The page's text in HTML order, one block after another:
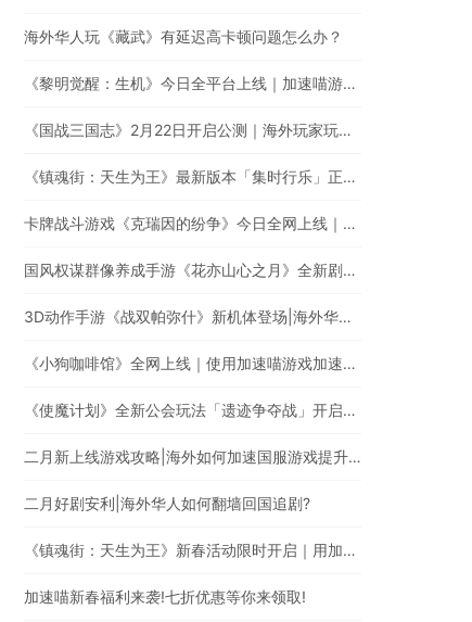
海外华人玩《藏武》有延迟高卡顿问题怎么办？
《黎明觉醒：生机》今日全平台上线｜加速喵游戏加速快人一步
《国战三国志》2月22日开启公测｜海外玩家玩国服游戏延迟高怎么办？
《镇魂街：天生为王》最新版本「集时行乐」正式登场！｜海外玩国服游戏，遭遇延迟卡顿、丢包？
卡牌战斗游戏《克瑞因的纷争》今日全网上线｜海外华人玩国服游戏有延迟高卡顿问题怎么办？
国风权谋群像养成手游《花亦山心之月》全新剧情开启｜加速国服游戏全网最快
3D动作手游《战双帕弥什》新机体登场|海外华人如何玩国服手游?
《小狗咖啡馆》全网上线｜使用加速喵游戏加速器低延迟无卡顿
《使魔计划》全新公会玩法「遗迹争夺战」开启！| 加速喵游戏加速快人一步
二月新上线游戏攻略|海外如何加速国服游戏提升游戏体验?
二月好剧安利|海外华人如何翻墙回国追剧?
《镇魂街：天生为王》新春活动限时开启｜用加速喵一键加速游戏降低海外玩国服延迟。
加速喵新春福利来袭!七折优惠等你来领取!